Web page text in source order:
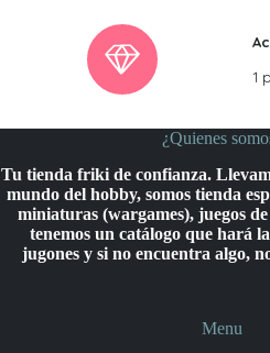
1
¿Quienes
Tu tienda friki de confianza.
mundo del hobby, somos tienda
miniaturas (wargames), juegos
tenemos un catálogo que hará
jugones y si no encuentra algo,
Menu